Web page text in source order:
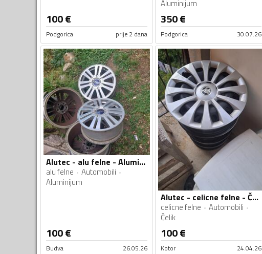
100€
Podgorica prije 2 dana
Aluminijum
350€
Podgorica 30.07.26
Alutec - alu felne - Aluminijum felne
alu felne
Automobili
Aluminijum
100€
Budva 26.05.26
Alutec - celicne felne - Čelik felne
celicne felne
Automobili
Čelik
100€
Kotor 24.04.26